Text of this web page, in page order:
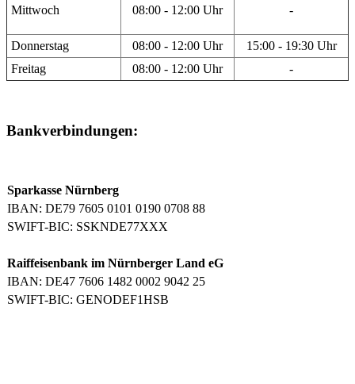
Mittwoch 08:00 - 12:00 Uhr -
Donnerstag 08:00 - 12:00 Uhr
15:00 - 19:30 Uhr
Freitag
08:00 - 12:00 Uhr -
Bankverbindungen:
Sparkasse Nürnberg
IBAN: DE79 7605 0101 0190 0708 88
SWIFT-BIC: SSKNDE77XXX
Raiffeisenbank im Nürnberger Land eG
IBAN: DE47 7606 1482 0002 9042 25
SWIFT-BIC: GENODEF1HSB